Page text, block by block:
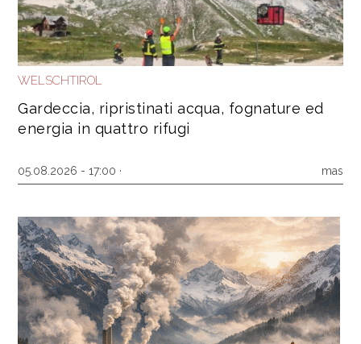
WELSCHTIROL
Gardeccia, ripristinati acqua, fognature ed
energia in quattro rifugi
05.08.2026 - 17:00 · mas